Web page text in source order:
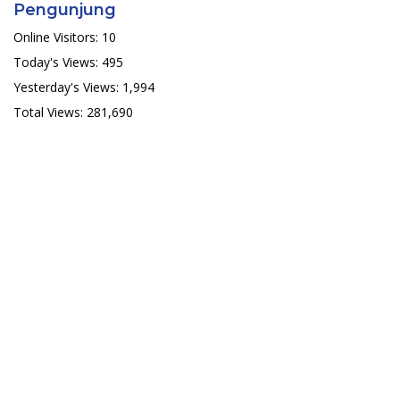
Pengunjung
Online Visitors: 10
Today's Views: 495
Yesterday's Views: 1,994
Total Views: 281,690